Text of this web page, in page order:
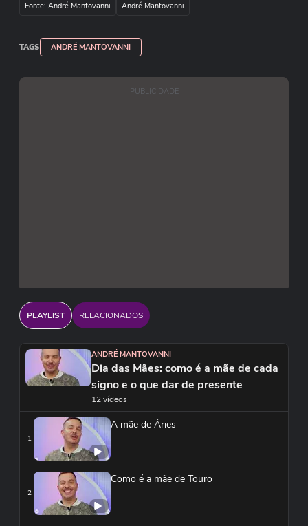
Fonte: André Mantovanni André Mantovanni
TAGS ANDRÉ MANTOVANNI
PUBLICIDADE
PLAYLIST RELACIONADOS
ANDRÉ MANTOVANNI
Dia das Mães: como é a mãe de cada
signo e o que dar de presente
12 vídeos
1
A mãe de Áries
2
Como é a mãe de Touro